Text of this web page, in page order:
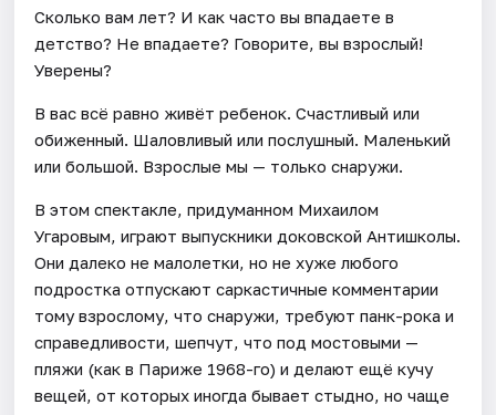
Сколько вам лет? И как часто вы впадаете в
детство? Не впадаете? Говорите, вы взрослый!
Уверены?
В вас всё равно живёт ребенок. Счастливый или
обиженный. Шаловливый или послушный. Маленький
или большой. Взрослые мы — только снаружи.
В этом спектакле, придуманном Михаилом
Угаровым, играют выпускники доковской Антишколы.
Они далеко не малолетки, но не хуже любого
подростка отпускают саркастичные комментарии
тому взрослому, что снаружи, требуют панк-рока и
справедливости, шепчут, что под мостовыми —
пляжи (как в Париже 1968-го) и делают ещё кучу
вещей, от которых иногда бывает стыдно, но чаще